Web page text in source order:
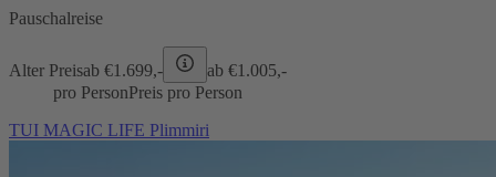
Pauschalreise
Alter Preisab €1.699,- ab €1.005,-
pro PersonPreis pro Person
TUI MAGIC LIFE Plimmiri